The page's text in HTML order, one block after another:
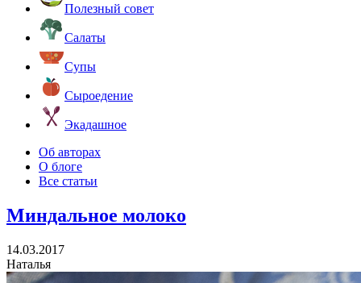
Полезный совет
Салаты
Супы
Сыроедение
Экадашное
Об авторах
О блоге
Все статьи
Миндальное молоко
14.03.2017
Наталья